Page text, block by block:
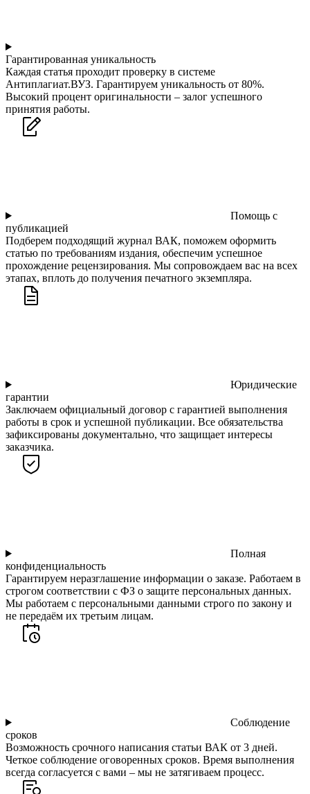
Гарантированная уникальность
Каждая статья проходит проверку в системе
Антиплагиат.ВУЗ. Гарантируем уникальность от 80%.
Высокий процент оригинальности – залог успешного
принятия работы.
Помощь с
публикацией
Подберем подходящий журнал ВАК, поможем оформить
статью по требованиям издания, обеспечим успешное
прохождение рецензирования. Мы сопровождаем вас на всех
этапах, вплоть до получения печатного экземпляра.
Юридические
гарантии
Заключаем официальный договор с гарантией выполнения
работы в срок и успешной публикации. Все обязательства
зафиксированы документально, что защищает интересы
заказчика.
Полная
конфиденциальность
Гарантируем неразглашение информации о заказе. Работаем в
строгом соответствии с ФЗ о защите персональных данных.
Мы работаем с персональными данными строго по закону и
не передаём их третьим лицам.
Соблюдение
сроков
Возможность срочного написания статьи ВАК от 3 дней.
Четкое соблюдение оговоренных сроков. Время выполнения
всегда согласуется с вами – мы не затягиваем процесс.